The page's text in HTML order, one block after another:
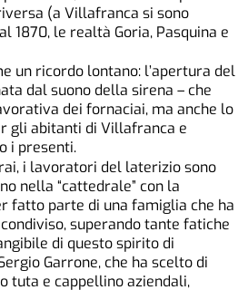
(a Villafranca si sono
1870, le realtà Goria, Pasquina e
un ricordo lontano: l’apertura del
dal suono della sirena – che
dei fornaciai, ma anche lo
gli abitanti di Villafranca e
i presenti.
i lavoratori del laterizio sono
nella “cattedrale” con la
fatto parte di una famiglia che ha
superando tante fatiche
di questo spirito di
Garrone, che ha scelto di
tuta e cappellino aziendali,